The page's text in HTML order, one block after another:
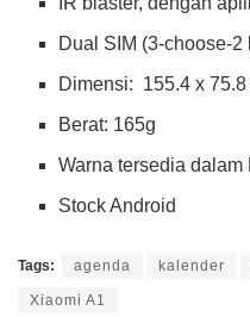
Dual SIM (3-choose-2
Dimensi: 155.4 x 75.8
Berat: 165g
Warna tersedia
Stock Android
Tags: agenda kalender
Xiaomi A1